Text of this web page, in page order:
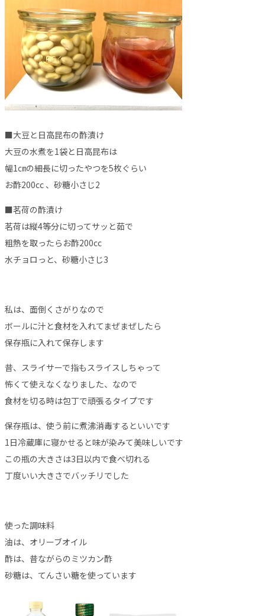
■大豆と日高昆布の酢漬け
大豆の水煮を1袋と日高昆布は
幅1㎝の細長に切ったやつを5枚ぐらい
お酢200cc 、砂糖小さじ2
■茗荷の酢漬け
茗荷は縦4等分に切ってサッと茹で
粗熱を取ったらお酢200cc
水チョロっと、砂糖小さじ3
私は、面倒くさがりなので
ボールに汁と食材を入れてまぜまぜしたら
保存瓶に入れて保存します
昔、スライサーで指もスライスしちゃって
怖くて使えなくなりました、なので
食材を切る時は包丁で頑張るタイプです
保存瓶は、使う前に煮沸消毒するといいです
1日冷蔵庫に寝かせると味が染みて美味しいです
この瓶の大きさは3日以内で食べ切れる
丁度いい大きさでバッチリでした
使った調味料
油は、オリーブオイル
酢は、昔ながらのミツカン酢
砂糖は、てんさい糖を使っています